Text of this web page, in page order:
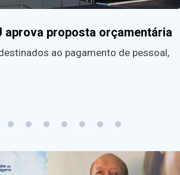
aprova proposta orçamentária
ao pagamento de pessoal,